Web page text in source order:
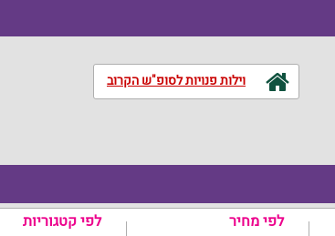
וילות פנויות לסופ"ש הקרוב
לפי מחיר לפי קטגוריות